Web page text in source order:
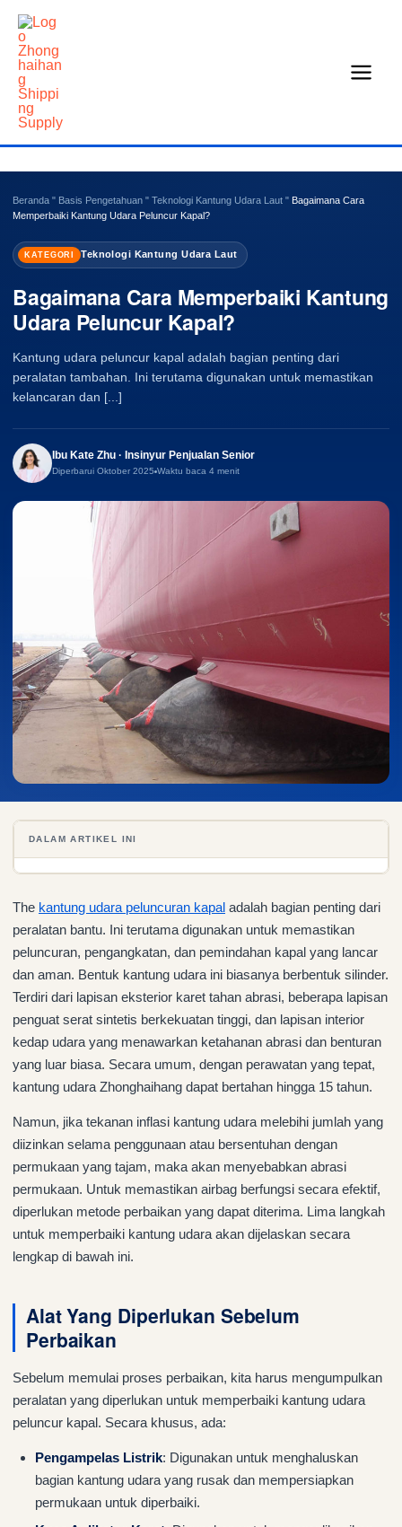
Loncat
konten
Beranda " Basis Pengetahuan " Teknologi Kantung Udara Laut " Bagaimana Cara
Memperbaiki Kantung Udara Peluncur Kapal?
KATEGORI Teknologi Kantung Udara Laut
Bagaimana Cara Memperbaiki Kantung
Udara Peluncur Kapal?
Kantung udara peluncur kapal adalah bagian penting dari
peralatan tambahan. Ini terutama digunakan untuk memastikan
kelancaran dan [...]
Ibu Kate Zhu · Insinyur Penjualan Senior
Diperbarui Oktober 2025 Waktu baca 4 menit
DALAM ARTIKEL INI
The kantung udara peluncuran kapal adalah bagian penting dari
peralatan bantu. Ini terutama digunakan untuk memastikan
peluncuran, pengangkatan, dan pemindahan kapal yang lancar
dan aman. Bentuk kantung udara ini biasanya berbentuk silinder.
Terdiri dari lapisan eksterior karet tahan abrasi, beberapa lapisan
penguat serat sintetis berkekuatan tinggi, dan lapisan interior
kedap udara yang menawarkan ketahanan abrasi dan benturan
yang luar biasa. Secara umum, dengan perawatan yang tepat,
kantung udara Zhonghaihang dapat bertahan hingga 15 tahun.
Namun, jika tekanan inflasi kantung udara melebihi jumlah yang
diizinkan selama penggunaan atau bersentuhan dengan
permukaan yang tajam, maka akan menyebabkan abrasi
permukaan. Untuk memastikan airbag berfungsi secara efektif,
diperlukan metode perbaikan yang dapat diterima. Lima langkah
untuk memperbaiki kantung udara akan dijelaskan secara
lengkap di bawah ini.
Alat Yang Diperlukan Sebelum
Perbaikan
Sebelum memulai proses perbaikan, kita harus mengumpulkan
peralatan yang diperlukan untuk memperbaiki kantung udara
peluncur kapal. Secara khusus, ada:
Pengampelas Listrik: Digunakan untuk menghaluskan
bagian kantung udara yang rusak dan mempersiapkan
permukaan untuk diperbaiki.